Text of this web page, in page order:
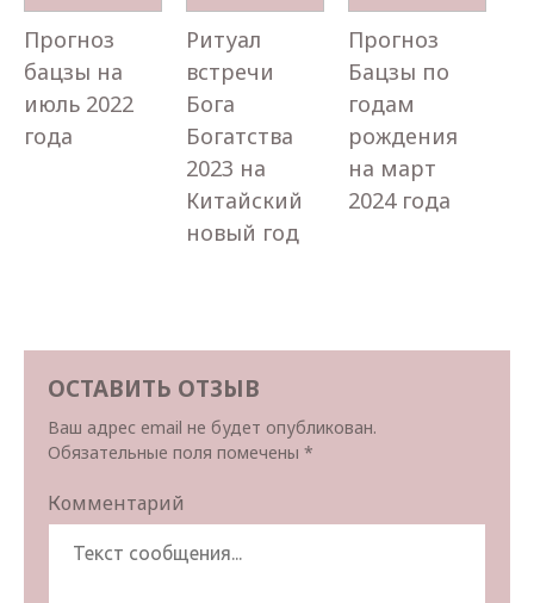
Прогноз
бацзы на
июль 2022
года
Ритуал
встречи
Бога
Богатства
2023 на
Китайский
новый год
Прогноз
Бацзы по
годам
рождения
на март
2024 года
ОСТАВИТЬ ОТЗЫВ
Ваш адрес email не будет опубликован.
Обязательные поля помечены *
Комментарий